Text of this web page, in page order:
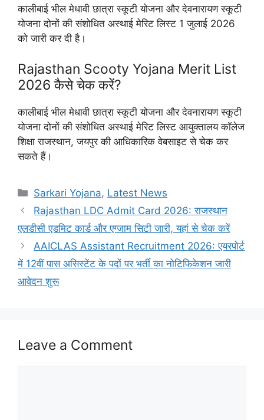
कालीबाई भील मेधावी छात्रा स्कूटी योजना और देवनारायण स्कूटी
योजना दोनों की संशोधित अस्थाई मेरिट लिस्ट 1 जुलाई 2026
को जारी कर दी है।
Rajasthan Scooty Yojana Merit List
2026 कैसे चेक करें?
कालीबाई भील मेधावी छात्रा स्कूटी योजना और देवनारायण स्कूटी
योजना दोनों की संशोधित अस्थाई मेरिट लिस्ट आयुक्तालय कॉलेज
शिक्षा राजस्थान, जयपुर की आधिकारिक वेबसाइट से चेक कर
सकते हैं।
Categories
Sarkari Yojana, Latest News
Rajasthan LDC Admit Card 2026: राजस्थान
एलडीसी एडमिट कार्ड और एग्जाम सिटी जारी, यहां से चेक करें
AAICLAS Assistant Recruitment 2026: एयरपोर्ट
में 12वीं पास असिस्टेंट के पदों पर भर्ती का नोटिफिकेशन जारी
आवेदन शुरू
Leave a Comment